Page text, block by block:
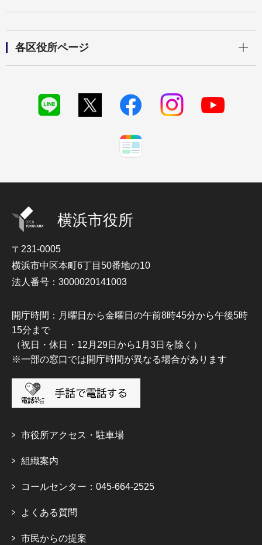
各区役所ページ
横浜市役所
〒231-0005
横浜市中区本町6丁目50番地の10
法人番号：3000020141003
開庁時間：月曜日から金曜日の午前8時45分から午後5時
15分まで
（祝日・休日・12月29日から1月3日を除く）
※一部の窓口では開庁時間が異なる場合があります
市役所アクセス・駐車場
組織案内
コールセンター：045-664-2525
よくある質問
市民からの提案